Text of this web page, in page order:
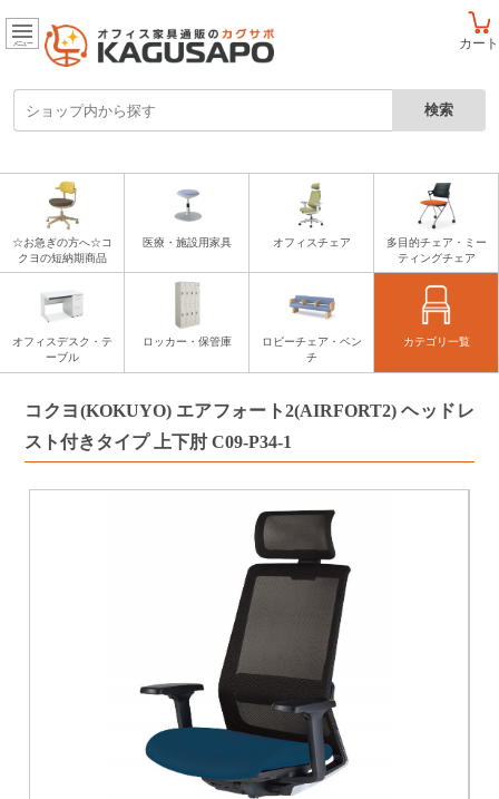
カート
メニュー
☆お急ぎの方へ☆コ
クヨの短納期商品
医療・施設用家具 オフィスチェア
多目的チェア・ミー
ティングチェア
オフィスデスク・テ
ーブル
ロッカー・保管庫
ロビーチェア・ベン
チ
カテゴリ一覧
コクヨ(KOKUYO) エアフォート2(AIRFORT2) ヘッドレ
スト付きタイプ 上下肘 C09-P34-1